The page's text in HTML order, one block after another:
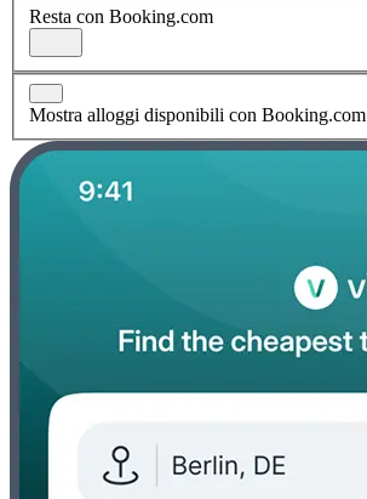
Resta con Booking.com
Mostra alloggi disponibili con Booking.com